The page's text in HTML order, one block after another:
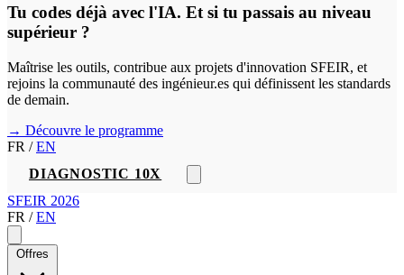
Tu codes déjà avec l'IA. Et si tu passais au niveau
supérieur ?
Maîtrise les outils, contribue aux projets d'innovation SFEIR, et
rejoins la communauté des ingénieur.es qui définissent les standards
de demain.
→ Découvre le programme
FR / EN
DIAGNOSTIC 10X
SFEIR 2026
FR / EN
Offres